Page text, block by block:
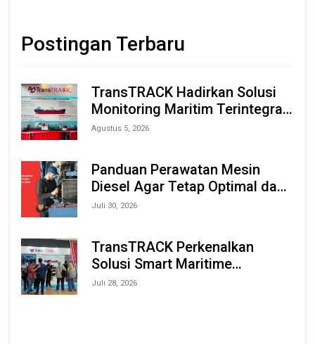
Postingan Terbaru
TransTRACK Hadirkan Solusi
Monitoring Maritim Terintegrasi
Berbasis AI & IoT di Indonesia
Agustus 5, 2026
Panduan Perawatan Mesin
Diesel Agar Tetap Optimal dan
Tahan Lama
Juli 30, 2026
TransTRACK Perkenalkan
Solusi Smart Maritime
Monitoring Berbasis AI dan IoT
Juli 28, 2026